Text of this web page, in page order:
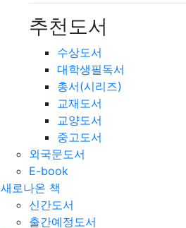
추천도서
수상도서
대학생필독서
총서(시리즈)
교재도서
교양도서
중고도서
외국문도서
E-book
새로나온 책
신간도서
출간예정도서